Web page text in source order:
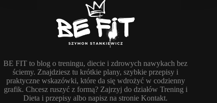
BE FIT to blog o treningu, diecie i zdrowych nawykach bez
ściemy. Znajdziesz tu krótkie plany, szybkie przepisy i
praktyczne wskazówki, które da się wdrożyć w codzienny
grafik. Chcesz ruszyć z formą? Zajrzyj do działów Trening i
Dieta i przepisy albo napisz na stronie Kontakt.